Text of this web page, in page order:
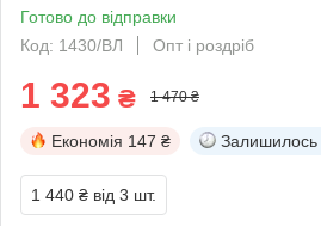
Готово до відправки
Код: 1430/ВЛ
Опт і роздріб
1 323 ₴ 1 470 ₴
Економія 147 ₴ Залишилось
1 440 ₴ від 3 шт.